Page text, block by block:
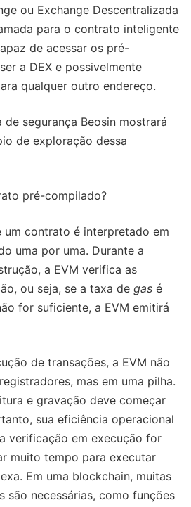
ou Exchange Descentralizada
para o contrato inteligente
de acessar os pré-
a DEX e possivelmente
qualquer outro endereço.
segurança Beosin mostrará
de exploração dessa
pré-compilado?
um contrato é interpretado em
uma por uma. Durante a
a EVM verifica as
ou seja, se a taxa de gas é
for suficiente, a EVM emitirá
de transações, a EVM não
mas em uma pilha.
e gravação deve começar
sua eficiência operacional
verificação em execução for
muito tempo para executar
Em uma blockchain, muitas
são necessárias, como funções